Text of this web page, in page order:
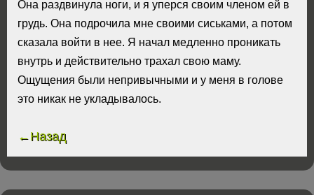
Она раздвинула ноги, и я уперся своим членом ей в
грудь. Она подрочила мне своими сиськами, а потом
сказала войти в нее. Я начал медленно проникать
внутрь и действительно трахал свою маму.
Ощущения были непривычными и у меня в голове
это никак не укладывалось.
←Назад